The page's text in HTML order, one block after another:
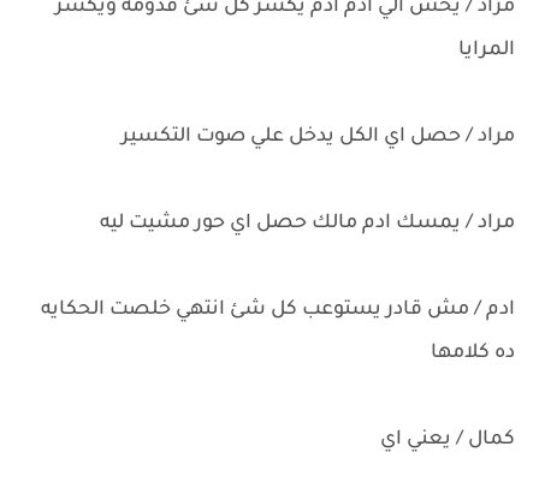
مراد / يخش الي ادم ادم يكسر كل شئ قدومه ويكسر
المرايا
مراد / حصل اي الكل يدخل علي صوت التكسير
مراد / يمسك ادم مالك حصل اي حور مشيت ليه
ادم / مش قادر يستوعب كل شئ انتهي خلصت الحكايه
ده كلامها
كمال / يعني اي